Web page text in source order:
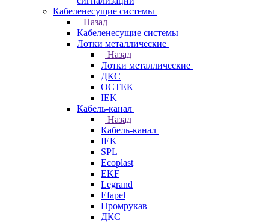
Кабеленесущие системы
Назад
Кабеленесущие системы
Лотки металлические
Назад
Лотки металлические
ДКС
ОСТЕК
IEK
Кабель-канал
Назад
Кабель-канал
IEK
SPL
Ecoplast
EKF
Legrand
Efapel
Промрукав
ДКС